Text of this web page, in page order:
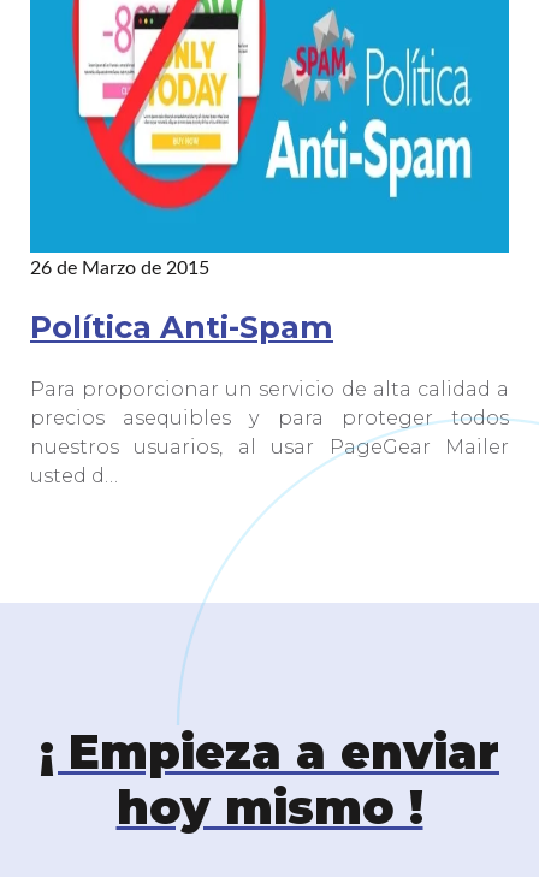
26 de Marzo de 2015
Política Anti-Spam
Para proporcionar un servicio de alta calidad a
precios asequibles y para proteger todos
nuestros usuarios, al usar PageGear Mailer
usted d…
¡ Empieza a enviar
hoy mismo !